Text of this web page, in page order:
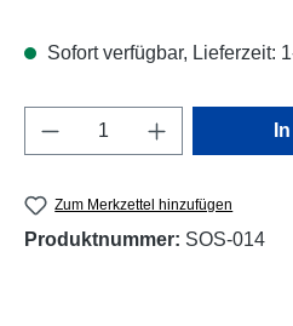
Sofort verfügbar, Lieferzeit:
Produkt Anzahl: Gib
Zum Merkzettel hinzufügen
Produktnummer: SOS-014